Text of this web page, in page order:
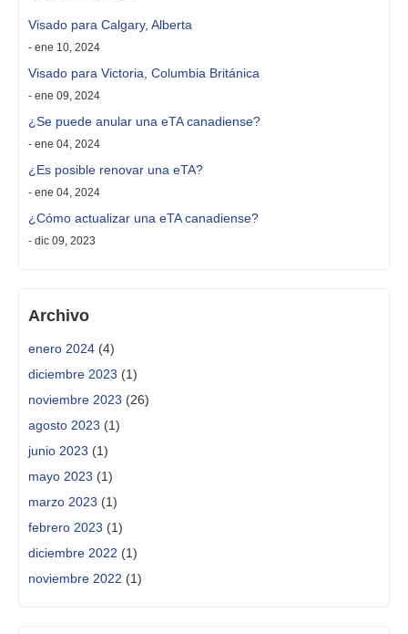
Visado para Calgary, Alberta
- ene 10, 2024
Visado para Victoria, Columbia Británica
- ene 09, 2024
¿Se puede anular una eTA canadiense?
- ene 04, 2024
¿Es posible renovar una eTA?
- ene 04, 2024
¿Cómo actualizar una eTA canadiense?
- dic 09, 2023
Archivo
enero 2024 (4)
diciembre 2023 (1)
noviembre 2023 (26)
agosto 2023 (1)
junio 2023 (1)
mayo 2023 (1)
marzo 2023 (1)
febrero 2023 (1)
diciembre 2022 (1)
noviembre 2022 (1)